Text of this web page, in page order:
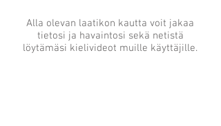
Alla olevan laatikon kautta voit jakaa
tietosi ja havaintosi sekä netistä
löytämäsi kielivideot muille käyttäjille.